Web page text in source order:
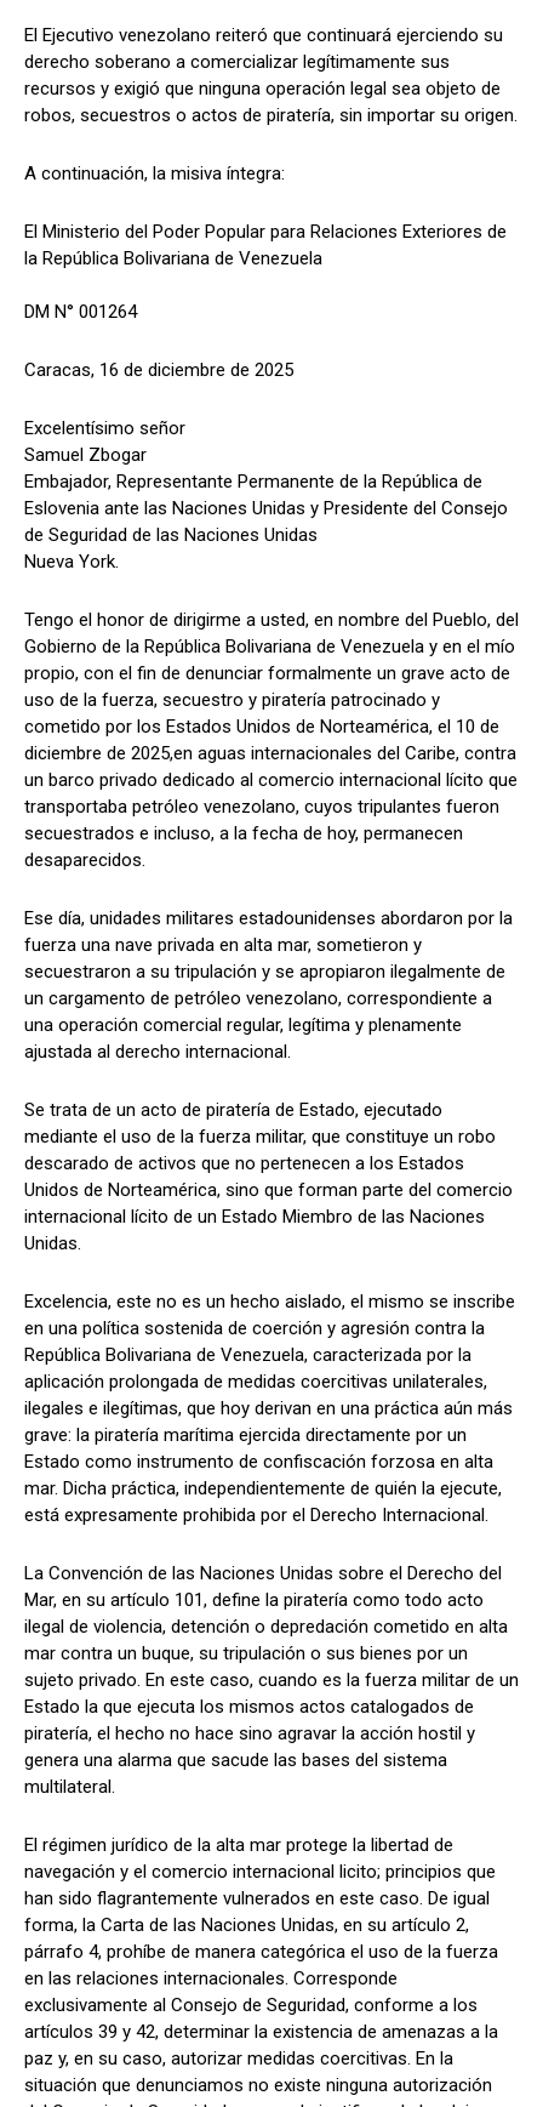
El Ejecutivo venezolano reiteró que continuará ejerciendo su
derecho soberano a comercializar legítimamente sus
recursos y exigió que ninguna operación legal sea objeto de
robos, secuestros o actos de piratería, sin importar su origen.
A continuación, la misiva íntegra:
El Ministerio del Poder Popular para Relaciones Exteriores de
la República Bolivariana de Venezuela
DM N° 001264
Caracas, 16 de diciembre de 2025
Excelentísimo señor
Samuel Zbogar
Embajador, Representante Permanente de la República de
Eslovenia ante las Naciones Unidas y Presidente del Consejo
de Seguridad de las Naciones Unidas
Nueva York.
Tengo el honor de dirigirme a usted, en nombre del Pueblo, del
Gobierno de la República Bolivariana de Venezuela y en el mío
propio, con el fin de denunciar formalmente un grave acto de
uso de la fuerza, secuestro y piratería patrocinado y
cometido por los Estados Unidos de Norteamérica, el 10 de
diciembre de 2025,en aguas internacionales del Caribe, contra
un barco privado dedicado al comercio internacional lícito que
transportaba petróleo venezolano, cuyos tripulantes fueron
secuestrados e incluso, a la fecha de hoy, permanecen
desaparecidos.
Ese día, unidades militares estadounidenses abordaron por la
fuerza una nave privada en alta mar, sometieron y
secuestraron a su tripulación y se apropiaron ilegalmente de
un cargamento de petróleo venezolano, correspondiente a
una operación comercial regular, legítima y plenamente
ajustada al derecho internacional.
Se trata de un acto de piratería de Estado, ejecutado
mediante el uso de la fuerza militar, que constituye un robo
descarado de activos que no pertenecen a los Estados
Unidos de Norteamérica, sino que forman parte del comercio
internacional lícito de un Estado Miembro de las Naciones
Unidas.
Excelencia, este no es un hecho aislado, el mismo se inscribe
en una política sostenida de coerción y agresión contra la
República Bolivariana de Venezuela, caracterizada por la
aplicación prolongada de medidas coercitivas unilaterales,
ilegales e ilegítimas, que hoy derivan en una práctica aún más
grave: la piratería marítima ejercida directamente por un
Estado como instrumento de confiscación forzosa en alta
mar. Dicha práctica, independientemente de quién la ejecute,
está expresamente prohibida por el Derecho Internacional.
La Convención de las Naciones Unidas sobre el Derecho del
Mar, en su artículo 101, define la piratería como todo acto
ilegal de violencia, detención o depredación cometido en alta
mar contra un buque, su tripulación o sus bienes por un
sujeto privado. En este caso, cuando es la fuerza militar de un
Estado la que ejecuta los mismos actos catalogados de
piratería, el hecho no hace sino agravar la acción hostil y
genera una alarma que sacude las bases del sistema
multilateral.
El régimen jurídico de la alta mar protege la libertad de
navegación y el comercio internacional licito; principios que
han sido flagrantemente vulnerados en este caso. De igual
forma, la Carta de las Naciones Unidas, en su artículo 2,
párrafo 4, prohíbe de manera categórica el uso de la fuerza
en las relaciones internacionales. Corresponde
exclusivamente al Consejo de Seguridad, conforme a los
artículos 39 y 42, determinar la existencia de amenazas a la
paz y, en su caso, autorizar medidas coercitivas. En la
situación que denunciamos no existe ninguna autorización